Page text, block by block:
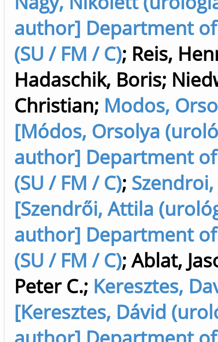
author] Department
(SU / FM / C); Reis,
Hadaschik, Boris;
Christian; Modos,
[Módos, Orsolya
author] Department
(SU / FM / C);
[Szendrői, Attila
author] Department
(SU / FM / C);Ablat,
Peter C.; Keresztes,
[Keresztes, Dávid